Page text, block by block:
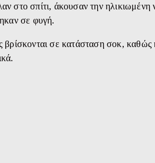
στο σπίτι, άκουσαν την ηλικιωμένη
σε φυγή.
σε κατάσταση σοκ,